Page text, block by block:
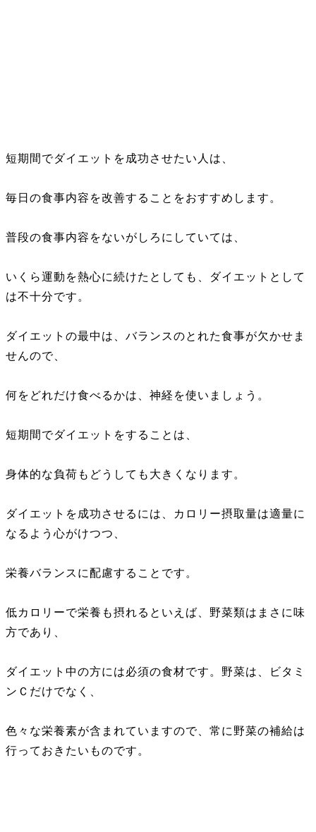
短期間でダイエットを成功させたい人は、
毎日の食事内容を改善することをおすすめします。
普段の食事内容をないがしろにしていては、
いくら運動を熱心に続けたとしても、ダイエットとして
は不十分です。
ダイエットの最中は、バランスのとれた食事が欠かせま
せんので、
何をどれだけ食べるかは、神経を使いましょう。
短期間でダイエットをすることは、
身体的な負荷もどうしても大きくなります。
ダイエットを成功させるには、カロリー摂取量は適量に
なるよう心がけつつ、
栄養バランスに配慮することです。
低カロリーで栄養も摂れるといえば、野菜類はまさに味
方であり、
ダイエット中の方には必須の食材です。野菜は、ビタミ
ンＣだけでなく、
色々な栄養素が含まれていますので、常に野菜の補給は
行っておきたいものです。